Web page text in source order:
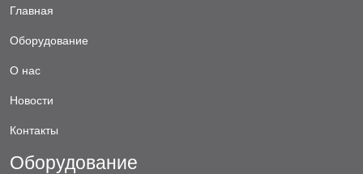
Главная
Оборудование
О нас
Новости
Контакты
Оборудование